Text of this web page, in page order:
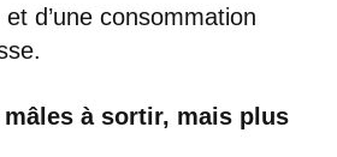
d’une consommation
mâles à sortir, mais plus